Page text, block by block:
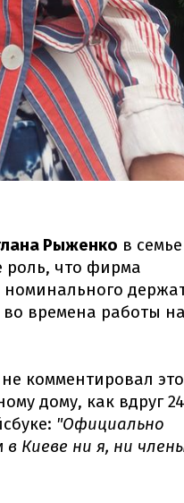
Рыженко в семье
роль, что фирма
номинального
времена работы
комментировал это
дому, как вдруг 24
"Официально
Киеве ни я, ни